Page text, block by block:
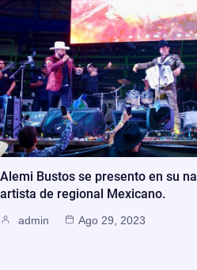
Alemi Bustos se presento en su
artista de regional Mexicano.
admin Ago 29, 2023